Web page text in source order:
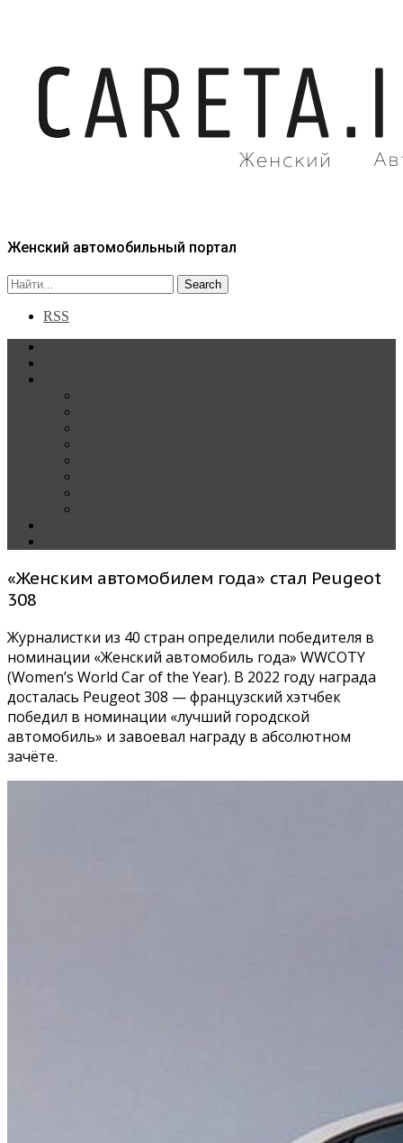
Женский автомобильный портал
RSS
«Женским автомобилем года» стал Peugeot
308
Журналистки из 40 стран определили победителя в
номинации «Женский автомобиль года» WWCOTY
(Women’s World Car of the Year). В 2022 году награда
досталась Peugeot 308 — французский хэтчбек
победил в номинации «лучший городской
автомобиль» и завоевал награду в абсолютном
зачёте.